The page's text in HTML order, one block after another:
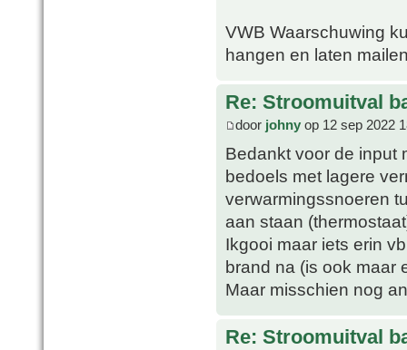
VWB Waarschuwing
hangen en laten
Re: Stroomuitval
door johny op 12 sep 2022
Bedankt voor de input
bedoels met lagere
verwarmingssnoeren
aan staan
Ikgooi maar iets erin
brand na (is ook maar
Maar misschien nog
Re: Stroomuitval